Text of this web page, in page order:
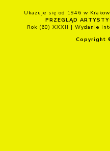
Ukazuje się od 1946 w
PRZEGLĄD
Rok (60) XXXII | Wydanie
Copyright